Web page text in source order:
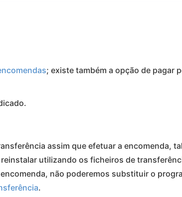
; existe também a opção de pagar
assim que efetuar a encomenda,
utilizando os ficheiros de
não poderemos substituir o
.